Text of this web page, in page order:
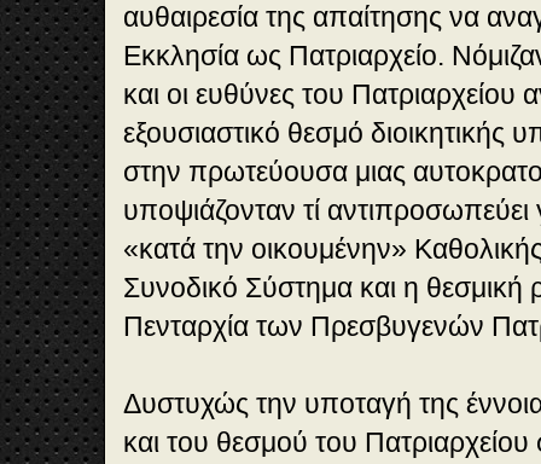
αυθαιρεσία της απαίτησης να
Εκκλησία ως Πατριαρχείο.
και οι ευθύνες του
εξουσιαστικό θεσμό διοικητικής
στην πρωτεύουσα μιας
υποψιάζονταν τί αντιπροσωπεύει
«κατά την οικουμένην»
Συνοδικό Σύστημα και η θεσμική
Πενταρχία των Πρεσβυγενών
Δυστυχώς την υποταγή της
και του θεσμού του Πατριαρχείου